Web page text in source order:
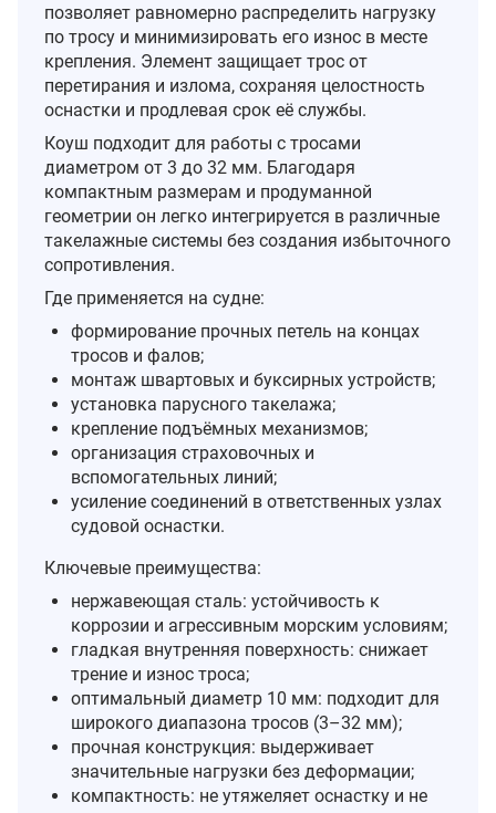
позволяет равномерно распределить нагрузку
по тросу и минимизировать его износ в месте
крепления. Элемент защищает трос от
перетирания и излома, сохраняя целостность
оснастки и продлевая срок её службы.
Коуш подходит для работы с тросами
диаметром от 3 до 32 мм. Благодаря
компактным размерам и продуманной
геометрии он легко интегрируется в различные
такелажные системы без создания избыточного
сопротивления.
Где применяется на судне:
формирование прочных петель на концах
тросов и фалов;
монтаж швартовых и буксирных устройств;
установка парусного такелажа;
крепление подъёмных механизмов;
организация страховочных и
вспомогательных линий;
усиление соединений в ответственных узлах
судовой оснастки.
Ключевые преимущества:
нержавеющая сталь: устойчивость к
коррозии и агрессивным морским условиям;
гладкая внутренняя поверхность: снижает
трение и износ троса;
оптимальный диаметр 10 мм: подходит для
широкого диапазона тросов (3–32 мм);
прочная конструкция: выдерживает
значительные нагрузки без деформации;
компактность: не утяжеляет оснастку и не